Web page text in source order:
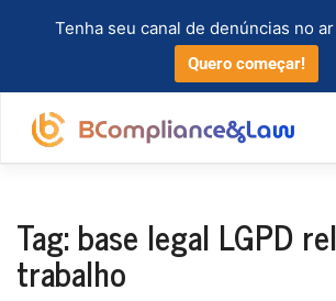
Tag:base legal LGPD
trabalho
Tenha seu canal de denúncias no
Quero começar!